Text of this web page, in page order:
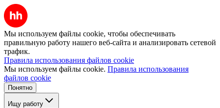
Мы используем файлы cookie, чтобы обеспечивать
правильную работу нашего веб-сайта и анализировать сетевой
трафик.
Правила использования файлов cookie
Мы используем файлы cookie. Правила использования
файлов cookie
Понятно
Ищу работу